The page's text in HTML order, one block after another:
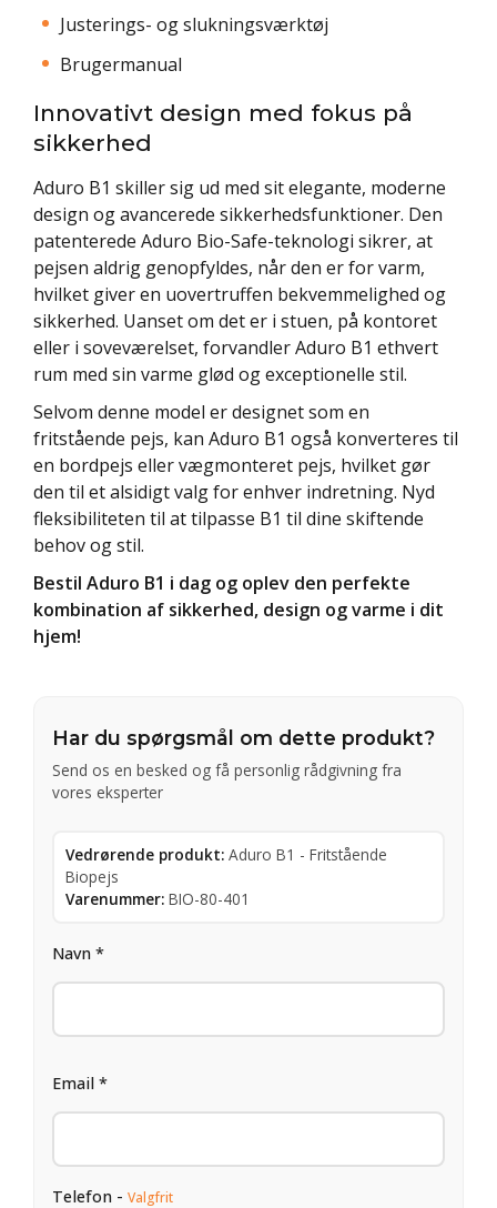
Justerings- og slukningsværktøj
Brugermanual
Innovativt design med fokus på
sikkerhed
Aduro B1 skiller sig ud med sit elegante, moderne
design og avancerede sikkerhedsfunktioner. Den
patenterede Aduro Bio-Safe-teknologi sikrer, at
pejsen aldrig genopfyldes, når den er for varm,
hvilket giver en uovertruffen bekvemmelighed og
sikkerhed. Uanset om det er i stuen, på kontoret
eller i soveværelset, forvandler Aduro B1 ethvert
rum med sin varme glød og exceptionelle stil.
Selvom denne model er designet som en
fritstående pejs, kan Aduro B1 også konverteres til
en bordpejs eller vægmonteret pejs, hvilket gør
den til et alsidigt valg for enhver indretning. Nyd
fleksibiliteten til at tilpasse B1 til dine skiftende
behov og stil.
Bestil Aduro B1 i dag og oplev den perfekte
kombination af sikkerhed, design og varme i dit
hjem!
Har du spørgsmål om dette produkt?
Send os en besked og få personlig rådgivning fra
vores eksperter
Vedrørende produkt: Aduro B1 - Fritstående
Biopejs
Varenummer: BIO-80-401
Navn *
Email *
Telefon - Valgfrit